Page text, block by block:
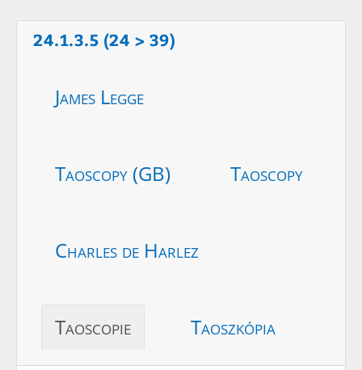
24.1.3.5 (24 > 39)
James Legge
Taoscopy (GB) Taoscopy
Charles de Harlez
Taoscopie Taoszkópia